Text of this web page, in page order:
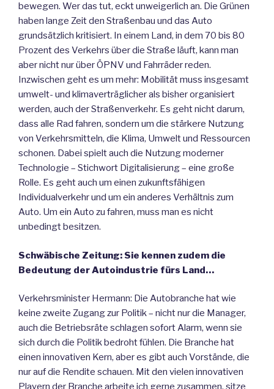
bewegen. Wer das tut, eckt unweigerlich an. Die Grünen
haben lange Zeit den Straßenbau und das Auto
grundsätzlich kritisiert. In einem Land, in dem 70 bis 80
Prozent des Verkehrs über die Straße läuft, kann man
aber nicht nur über ÖPNV und Fahrräder reden.
Inzwischen geht es um mehr: Mobilität muss insgesamt
umwelt- und klimaverträglicher als bisher organisiert
werden, auch der Straßenverkehr. Es geht nicht darum,
dass alle Rad fahren, sondern um die stärkere Nutzung
von Verkehrsmitteln, die Klima, Umwelt und Ressourcen
schonen. Dabei spielt auch die Nutzung moderner
Technologie – Stichwort Digitalisierung – eine große
Rolle. Es geht auch um einen zukunftsfähigen
Individualverkehr und um ein anderes Verhältnis zum
Auto. Um ein Auto zu fahren, muss man es nicht
unbedingt besitzen.
Schwäbische Zeitung: Sie kennen zudem die
Bedeutung der Autoindustrie fürs Land…
Verkehrsminister Hermann: Die Autobranche hat wie
keine zweite Zugang zur Politik – nicht nur die Manager,
auch die Betriebsräte schlagen sofort Alarm, wenn sie
sich durch die Politik bedroht fühlen. Die Branche hat
einen innovativen Kern, aber es gibt auch Vorstände, die
nur auf die Rendite schauen. Mit den vielen innovativen
Playern der Branche arbeite ich gerne zusammen, sitze